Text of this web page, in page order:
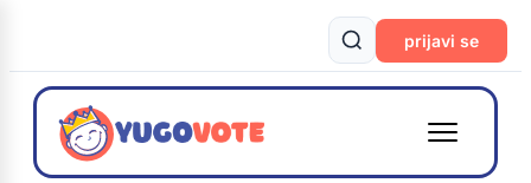
prijavi se